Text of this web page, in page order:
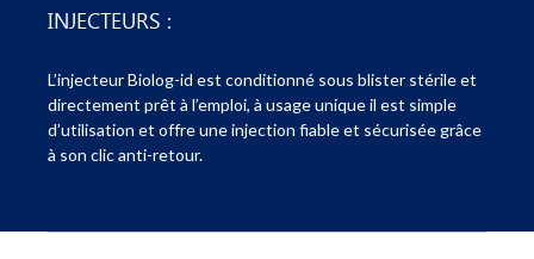
INJECTEURS :
L’injecteur Biolog-id est conditionné sous blister stérile et
directement prêt à l’emploi, à usage unique il est simple
d’utilisation et offre une injection fiable et sécurisée grâce
à son clic anti-retour.